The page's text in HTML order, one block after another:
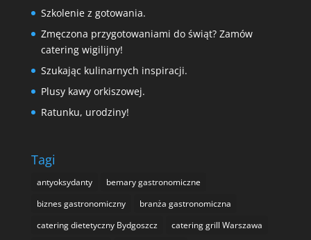
Szkolenie z gotowania.
Zmęczona przygotowaniami do świąt? Zamów
catering wigilijny!
Szukając kulinarnych inspiracji.
Plusy kawy orkiszowej.
Ratunku, urodziny!
Tagi
antyoksydanty
bemary gastronomiczne
biznes gastronomiczny
branża gastronomiczna
catering dietetyczny Bydgoszcz
catering grill Warszawa